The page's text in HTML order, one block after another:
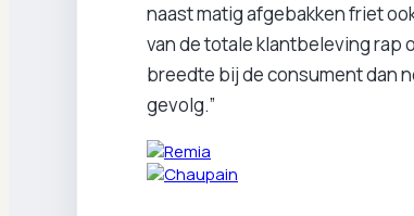
naast matig afgebakken friet
van de totale klantbeleving rap
breedte bij de consument dan
gevolg.”